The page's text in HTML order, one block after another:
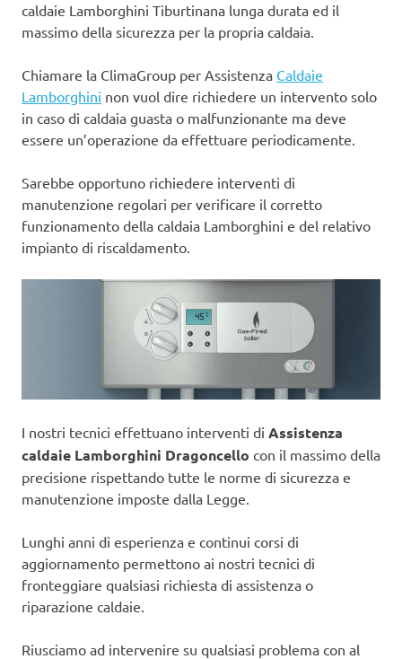
caldaie Lamborghini Tiburtinana lunga durata ed il
massimo della sicurezza per la propria caldaia.
Chiamare la ClimaGroup per Assistenza Caldaie
Lamborghini non vuol dire richiedere un intervento solo
in caso di caldaia guasta o malfunzionante ma deve
essere un’operazione da effettuare periodicamente.
Sarebbe opportuno richiedere interventi di
manutenzione regolari per verificare il corretto
funzionamento della caldaia Lamborghini e del relativo
impianto di riscaldamento.
I nostri tecnici effettuano interventi di Assistenza
caldaie Lamborghini Dragoncello con il massimo della
precisione rispettando tutte le norme di sicurezza e
manutenzione imposte dalla Legge.
Lunghi anni di esperienza e continui corsi di
aggiornamento permettono ai nostri tecnici di
fronteggiare qualsiasi richiesta di assistenza o
riparazione caldaie.
Riusciamo ad intervenire su qualsiasi problema con al